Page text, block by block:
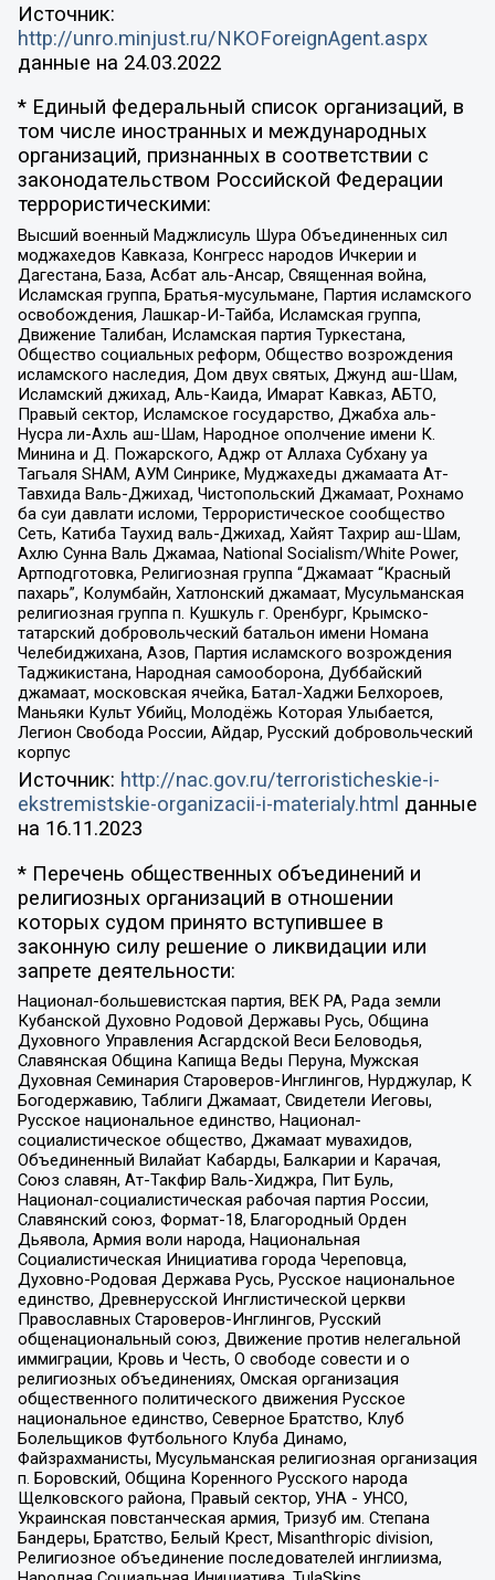
Источник:
http://unro.minjust.ru/NKOForeignAgent.aspx
данные на 24.03.2022
* Единый федеральный список организаций, в
том числе иностранных и международных
организаций, признанных в соответствии с
законодательством Российской Федерации
террористическими:
Высший военный Маджлисуль Шура Объединенных сил
моджахедов Кавказа, Конгресс народов Ичкерии и
Дагестана, База, Асбат аль-Ансар, Священная война,
Исламская группа, Братья-мусульмане, Партия исламского
освобождения, Лашкар-И-Тайба, Исламская группа,
Движение Талибан, Исламская партия Туркестана,
Общество социальных реформ, Общество возрождения
исламского наследия, Дом двух святых, Джунд аш-Шам,
Исламский джихад, Аль-Каида, Имарат Кавказ, АБТО,
Правый сектор, Исламское государство, Джабха аль-
Нусра ли-Ахль аш-Шам, Народное ополчение имени К.
Минина и Д. Пожарского, Аджр от Аллаха Субхану уа
Тагьаля SHAM, АУМ Синрике, Муджахеды джамаата Ат-
Тавхида Валь-Джихад, Чистопольский Джамаат, Рохнамо
ба суи давлати исломи, Террористическое сообщество
Сеть, Катиба Таухид валь-Джихад, Хайят Тахрир аш-Шам,
Ахлю Сунна Валь Джамаа, National Socialism/White Power,
Артподготовка, Религиозная группа “Джамаат “Красный
пахарь”, Колумбайн, Хатлонский джамаат, Мусульманская
религиозная группа п. Кушкуль г. Оренбург, Крымско-
татарский добровольческий батальон имени Номана
Челебиджихана, Азов, Партия исламского возрождения
Таджикистана, Народная самооборона, Дуббайский
джамаат, московская ячейка, Батал-Хаджи Белхороев,
Маньяки Культ Убийц, Молодёжь Которая Улыбается,
Легион Свобода России, Айдар, Русский добровольческий
корпус
Источник: http://nac.gov.ru/terroristicheskie-i-
ekstremistskie-organizacii-i-materialy.html данные
на 16.11.2023
* Перечень общественных объединений и
религиозных организаций в отношении
которых судом принято вступившее в
законную силу решение о ликвидации или
запрете деятельности:
Национал-большевистская партия, ВЕК РА, Рада земли
Кубанской Духовно Родовой Державы Русь, Община
Духовного Управления Асгардской Веси Беловодья,
Славянская Община Капища Веды Перуна, Мужская
Духовная Семинария Староверов-Инглингов, Нурджулар, К
Богодержавию, Таблиги Джамаат, Свидетели Иеговы,
Русское национальное единство, Национал-
социалистическое общество, Джамаат мувахидов,
Объединенный Вилайат Кабарды, Балкарии и Карачая,
Союз славян, Ат-Такфир Валь-Хиджра, Пит Буль,
Национал-социалистическая рабочая партия России,
Славянский союз, Формат-18, Благородный Орден
Дьявола, Армия воли народа, Национальная
Социалистическая Инициатива города Череповца,
Духовно-Родовая Держава Русь, Русское национальное
единство, Древнерусской Инглистической церкви
Православных Староверов-Инглингов, Русский
общенациональный союз, Движение против нелегальной
иммиграции, Кровь и Честь, О свободе совести и о
религиозных объединениях, Омская организация
общественного политического движения Русское
национальное единство, Северное Братство, Клуб
Болельщиков Футбольного Клуба Динамо,
Файзрахманисты, Мусульманская религиозная организация
п. Боровский, Община Коренного Русского народа
Щелковского района, Правый сектор, УНА - УНСО,
Украинская повстанческая армия, Тризуб им. Степана
Бандеры, Братство, Белый Крест, Misanthropic division,
Религиозное объединение последователей инглиизма,